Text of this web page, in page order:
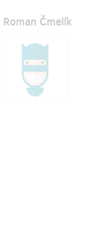
Roman Čmelík